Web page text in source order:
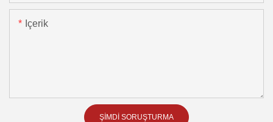
Içerik
ŞIMDI SORUŞTURMA